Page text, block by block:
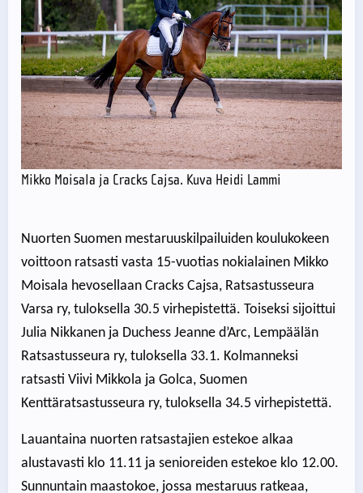
Mikko Moisala ja Cracks Cajsa. Kuva Heidi Lammi
Nuorten Suomen mestaruuskilpailuiden koulukokeen
voittoon ratsasti vasta 15-vuotias nokialainen Mikko
Moisala hevosellaan Cracks Cajsa, Ratsastusseura
Varsa ry, tuloksella 30.5 virhepistettä. Toiseksi sijoittui
Julia Nikkanen ja Duchess Jeanne d’Arc, Lempäälän
Ratsastusseura ry, tuloksella 33.1. Kolmanneksi
ratsasti Viivi Mikkola ja Golca, Suomen
Kenttäratsastusseura ry, tuloksella 34.5 virhepistettä.
Lauantaina nuorten ratsastajien estekoe alkaa
alustavasti klo 11.11 ja senioreiden estekoe klo 12.00.
Sunnuntain maastokoe, jossa mestaruus ratkeaa,